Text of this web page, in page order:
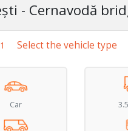
- Cernavodă
Select the vehicle type
Car